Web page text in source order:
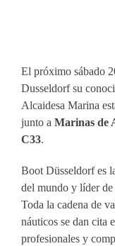
El próximo sábado
Dusseldorf su
Alcaidesa Marina
junto a Marinas de
C33.
Boot Düsseldorf es
del mundo y líder
Toda la cadena de
náuticos se dan cita
profesionales y